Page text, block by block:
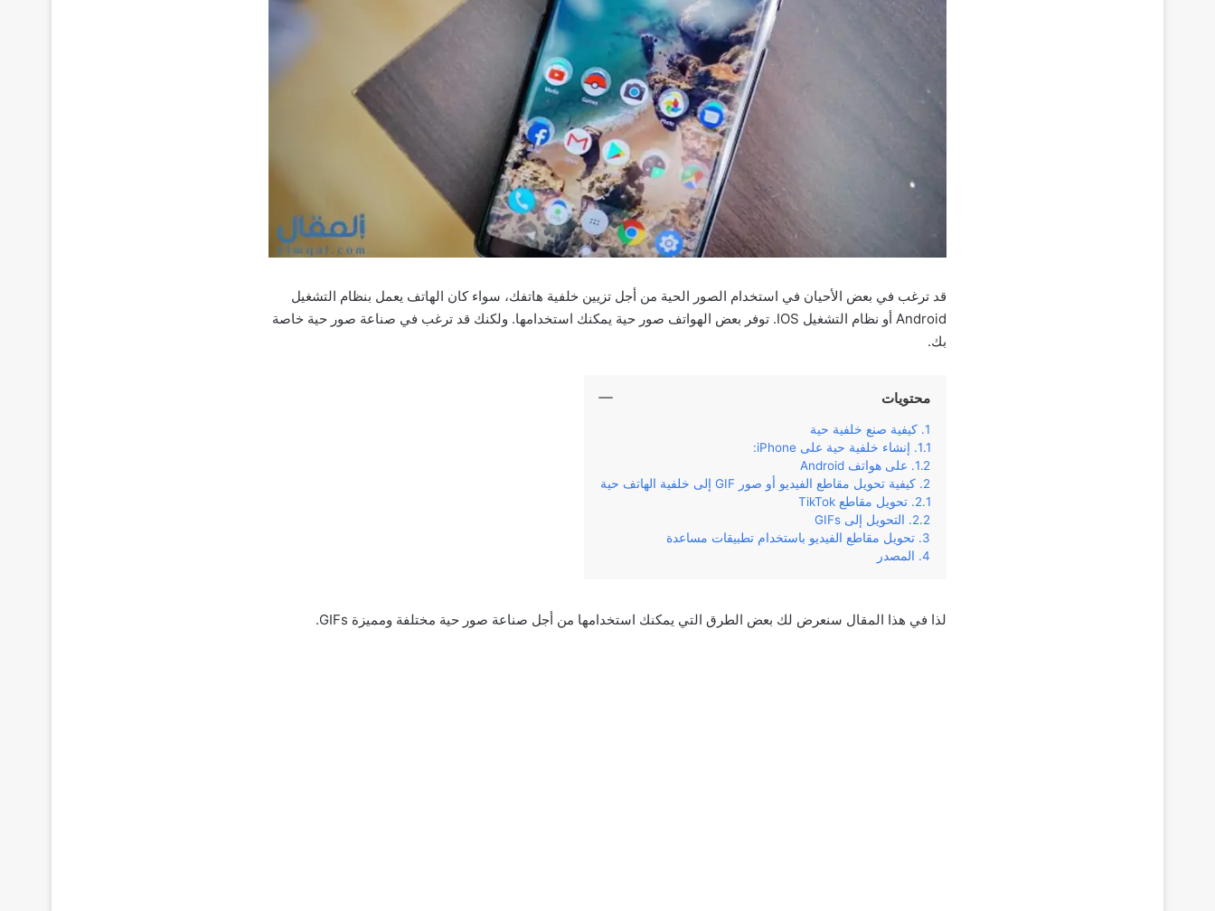
قد ترغب في بعض الأحيان في استخدام الصور الحية من أجل تزيين خلفية هاتفك، سواء كان الهاتف يعمل بنظام التشغيل
Android أو نظام التشغيل IOS. توفر بعض الهواتف صور حية يمكنك استخدامها. ولكنك قد ترغب في صناعة صور حية خاصة
بك.
محتويات
كيفية صنع خلفية حية
إنشاء خلفية حية على iPhone:
على هواتف Android
كيفية تحويل مقاطع الفيديو أو صور GIF إلى خلفية الهاتف حية
تحويل مقاطع TikTok
التحويل إلى GIFs
تحويل مقاطع الفيديو باستخدام تطبيقات مساعدة
المصدر
لذا في هذا المقال سنعرض لك بعض الطرق التي يمكنك استخدامها من أجل صناعة صور حية مختلفة ومميزة GIFs.